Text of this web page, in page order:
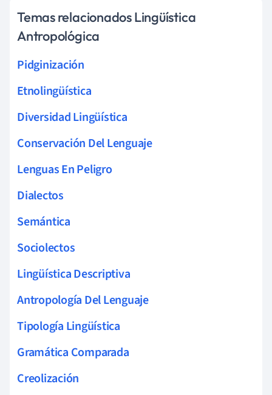
Temas relacionados Lingüística
Antropológica
Pidginización
Etnolingüística
Diversidad Lingüística
Conservación Del Lenguaje
Lenguas En Peligro
Dialectos
Semántica
Sociolectos
Lingüística Descriptiva
Antropología Del Lenguaje
Tipología Lingüística
Gramática Comparada
Creolización